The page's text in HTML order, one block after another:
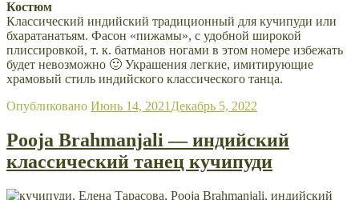
Костюм
Классический индийский традиционный для кучипуди или
бхаратанатьям. Фасон «пижамы», с удобной широкой
плиссировкой, т. к. батманов ногами в этом номере избежать
будет невозможно 🙂 Украшения легкие, имитирующие
храмовый стиль индийского классического танца.
Опубликовано Июнь 14, 2021 Декабрь 5, 2022
Pooja Brahmanjali — индийский
классический танец кучипуди